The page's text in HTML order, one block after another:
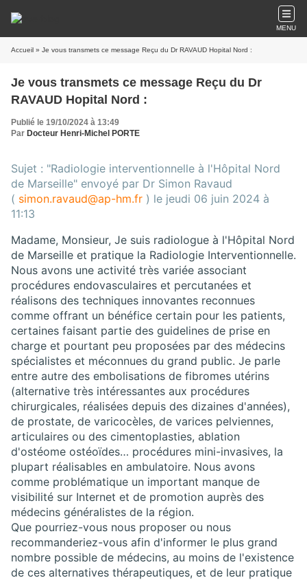
MENU
Accueil » Je vous transmets ce message Reçu du Dr RAVAUD Hopital Nord :
Je vous transmets ce message Reçu du Dr
RAVAUD Hopital Nord :
Publié le 19/10/2024 à 13:49
Par Docteur Henri-Michel PORTE
Sujet : "Radiologie interventionnelle à l'Hôpital Nord
de Marseille" envoyé par Dr Simon Ravaud
( simon.ravaud@ap-hm.fr ) le jeudi 06 juin 2024 à
11:13
Madame, Monsieur, Je suis radiologue à l'Hôpital Nord
de Marseille et pratique la Radiologie Interventionnelle.
Nous avons une activité très variée associant
procédures endovasculaires et percutanées et
réalisons des techniques innovantes reconnues
comme offrant un bénéfice certain pour les patients,
certaines faisant partie des guidelines de prise en
charge et pourtant peu proposées par des médecins
spécialistes et méconnues du grand public. Je parle
entre autre des embolisations de fibromes utérins
(alternative très intéressantes aux procédures
chirurgicales, réalisées depuis des dizaines d'années),
de prostate, de varicocèles, de varices pelviennes,
articulaires ou des cimentoplasties, ablation
d'ostéome ostéoïdes… procédures mini-invasives, la
plupart réalisables en ambulatoire. Nous avons
comme problématique un important manque de
visibilité sur Internet et de promotion auprès des
médecins généralistes de la région.
Que pourriez-vous nous proposer ou nous
recommanderiez-vous afin d'informer le plus grand
nombre possible de médecins, au moins de l'existence
de ces alternatives thérapeutiques, et de leur pratique